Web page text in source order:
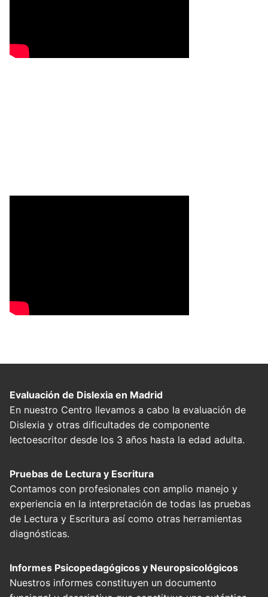
Evaluación de Dislexia en Madrid
En nuestro Centro llevamos a cabo la evaluación de
Dislexia y otras dificultades de componente
lectoescritor desde los 3 años hasta la edad adulta.
Pruebas de Lectura y Escritura
Contamos con profesionales con amplio manejo y
experiencia en la interpretación de todas las pruebas
de Lectura y Escritura así como otras herramientas
diagnósticas.
Informes Psicopedagógicos y Neuropsicológicos
Nuestros informes constituyen un documento